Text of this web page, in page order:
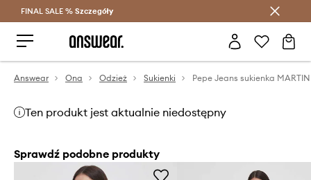
Oszczędzaj z Answear Club >
FINAL SALE % Szczegóły
Answear Ona Odzież Sukienki Pepe Jeans sukienka
Ten produkt jest aktualnie niedostępny
Sprawdź podobne produkty